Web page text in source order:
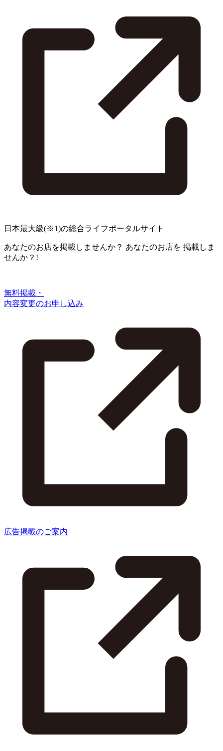
日本最大級(※1)の総合ライフポータルサイト
あなたのお店を掲載しませんか？ あなたのお店を 掲載しま
せんか？!
無料掲載・
内容変更のお申し込み
広告掲載のご案内